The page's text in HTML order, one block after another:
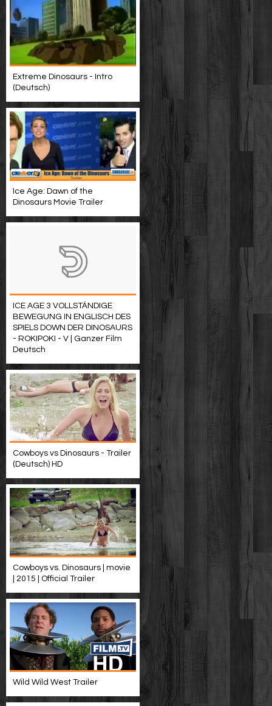
Extreme Dinosaurs - Intro
(Deutsch)
Ice Age: Dawn of the
Dinosaurs Movie Trailer
ICE AGE 3 VOLLSTÄNDIGE
BEWEGUNG IN ENGLISCH DES
SPIELS DOWN DER DINOSAURS
- ROKIPOKI - V | Ganzer Film
Deutsch
Cowboys vs Dinosaurs - Trailer
(Deutsch) HD
Cowboys vs. Dinosaurs | movie
| 2015 | Official Trailer
Wild Wild West Trailer